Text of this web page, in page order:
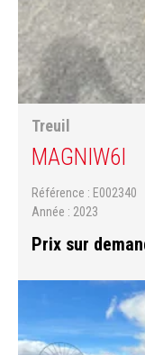
Treuil
MAGNI W6I
Référence
E002340
Année
2023
Prix sur